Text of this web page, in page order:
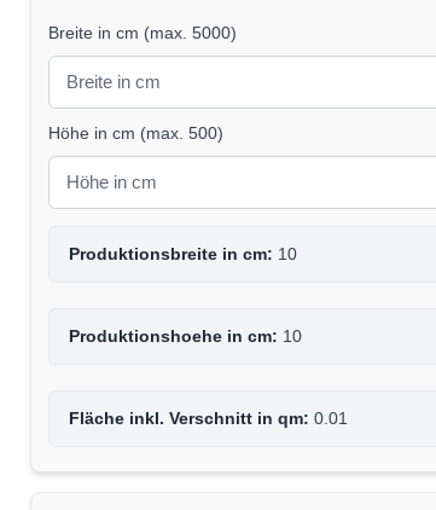
Breite in cm (max. 5000)
Höhe in cm (max. 500)
Produktionsbreite in cm: 10
Produktionshoehe in cm: 10
Fläche inkl. Verschnitt in qm: 0.01